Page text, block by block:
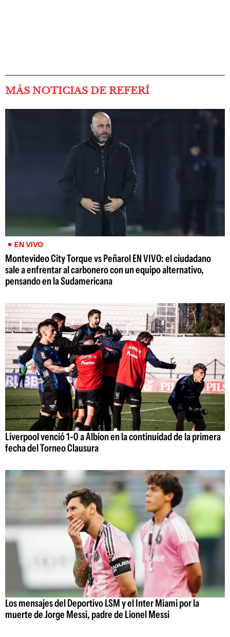
MÁS NOTICIAS DE REFERÍ
EN VIVO
Montevideo City Torque vs Peñarol EN VIVO: el ciudadano
sale a enfrentar al carbonero con un equipo alternativo,
pensando en la Sudamericana
Liverpool venció 1-0 a Albion en la continuidad de la primera
fecha del Torneo Clausura
Los mensajes del Deportivo LSM y el Inter Miami por la
muerte de Jorge Messi, padre de Lionel Messi